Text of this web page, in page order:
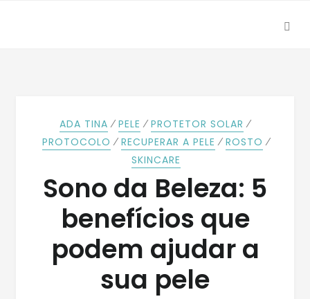
ADA TINA ⁄ PELE ⁄ PROTETOR SOLAR ⁄
PROTOCOLO ⁄ RECUPERAR A PELE ⁄ ROSTO ⁄
SKINCARE
Sono da Beleza: 5
benefícios que
podem ajudar a
sua pele